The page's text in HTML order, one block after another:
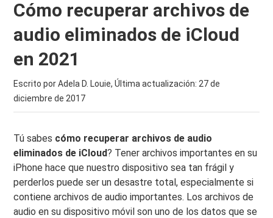
Cómo recuperar archivos de
audio eliminados de iCloud
en 2021
Escrito por Adela D. Louie, Última actualización: 27 de
diciembre de 2017
Tú sabes cómo recuperar archivos de audio
eliminados de iCloud? Tener archivos importantes en su
iPhone hace que nuestro dispositivo sea tan frágil y
perderlos puede ser un desastre total, especialmente si
contiene archivos de audio importantes. Los archivos de
audio en su dispositivo móvil son uno de los datos que se